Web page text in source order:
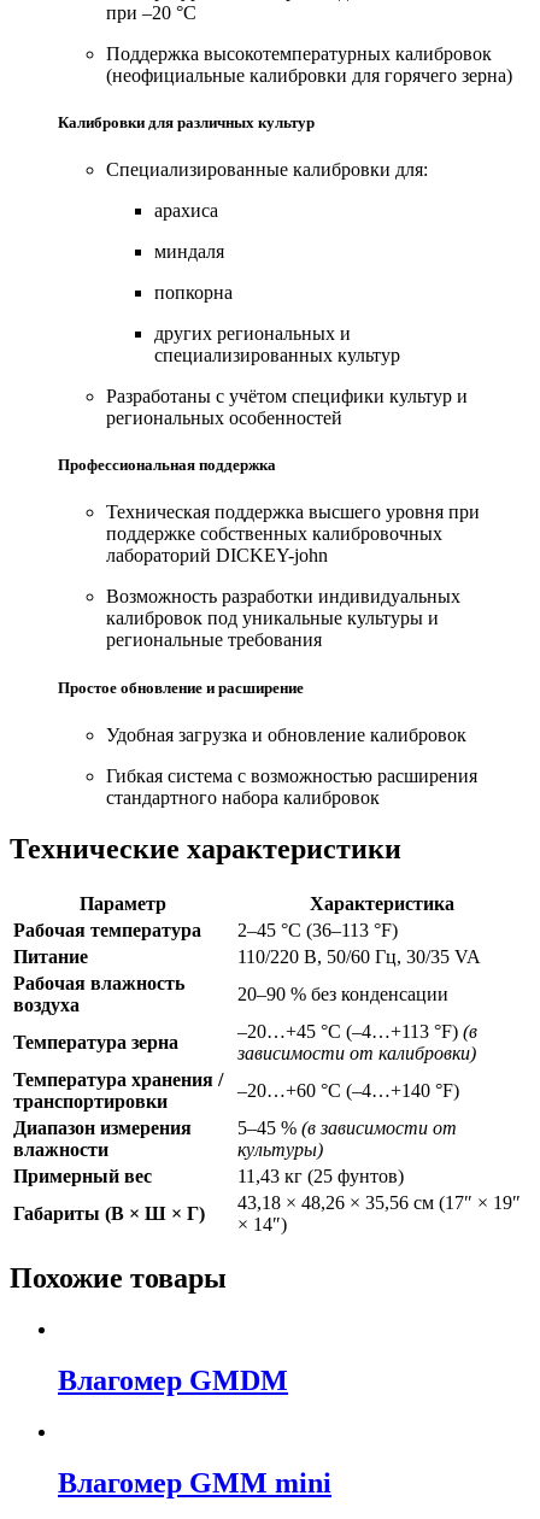
при –20 °C
Поддержка высокотемпературных калибровок
(неофициальные калибровки для горячего зерна)
Калибровки для различных культур
Специализированные калибровки для:
арахиса
миндаля
попкорна
других региональных и
специализированных культур
Разработаны с учётом специфики культур и
региональных особенностей
Профессиональная поддержка
Техническая поддержка высшего уровня при
поддержке собственных калибровочных
лабораторий DICKEY-john
Возможность разработки индивидуальных
калибровок под уникальные культуры и
региональные требования
Простое обновление и расширение
Удобная загрузка и обновление калибровок
Гибкая система с возможностью расширения
стандартного набора калибровок
Технические характеристики
Параметр
Характеристика
Рабочая температура
2–45 °C (36–113 °F)
Питание
110/220 В, 50/60 Гц, 30/35 VA
Рабочая влажность
воздуха
20–90 % без конденсации
Температура зерна
–20…+45 °C (–4…+113 °F) (в
зависимости от калибровки)
Температура хранения /
транспортировки
–20…+60 °C (–4…+140 °F)
Диапазон измерения
влажности
5–45 % (в зависимости от
культуры)
Примерный вес
11,43 кг (25 фунтов)
Габариты (В × Ш × Г)
43,18 × 48,26 × 35,56 см (17″ × 19″
× 14″)
Похожие товары
Влагомер GMDM
Влагомер GMM mini